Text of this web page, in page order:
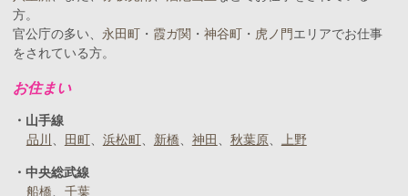
方。
官公庁の多い、 永田町 ・ 霞ガ関 ・神谷町 ・ 虎ノ門エリアでお仕事
をされている方。
お住まい
山手線
品川
田町 浜松町 新橋 神田 秋葉原 上野
中央総武線
船橋
千葉